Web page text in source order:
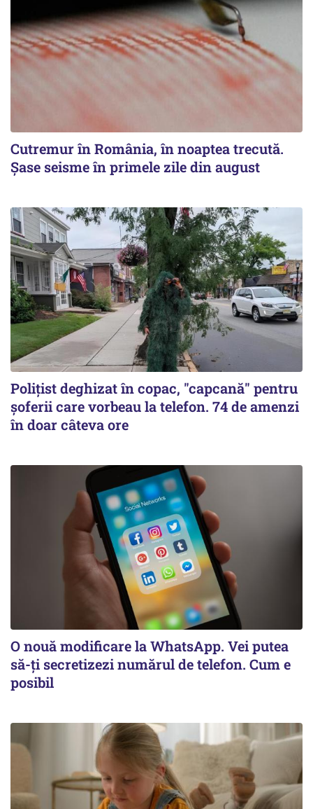
Cutremur în România, în noaptea trecută.
Șase seisme în primele zile din august
Polițist deghizat în copac, "capcană" pentru
șoferii care vorbeau la telefon. 74 de amenzi
în doar câteva ore
O nouă modificare la WhatsApp. Vei putea
să-ți secretizezi numărul de telefon. Cum e
posibil